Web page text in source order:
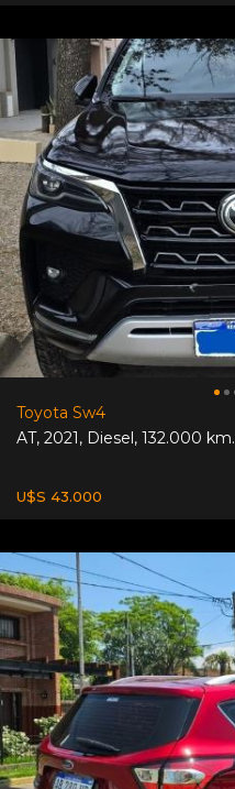
Toyota Sw4
AT, 2021, Diesel, 132.000 km.
U$S 43.000